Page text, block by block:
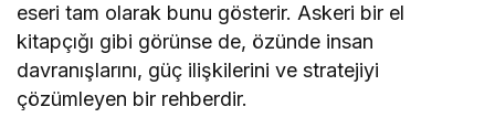
eseri tam olarak bunu gösterir. Askeri bir el
kitapçığı gibi görünse de, özünde insan
davranışlarını, güç ilişkilerini ve stratejiyi
çözümleyen bir rehberdir.